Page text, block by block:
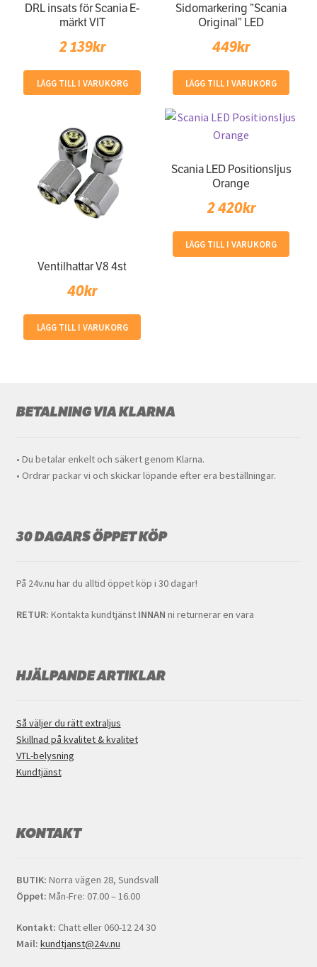
DRL insats för Scania E-
märkt VIT
2 139kr
LÄGG TILL I VARUKORG
Sidomarkering ”Scania
Original” LED
449kr
LÄGG TILL I VARUKORG
Ventilhattar V8 4st
40kr
LÄGG TILL I VARUKORG
Scania LED Positionsljus
Orange
2 420kr
LÄGG TILL I VARUKORG
BETALNING VIA KLARNA
• Du betalar enkelt och säkert genom Klarna.
• Ordrar packar vi och skickar löpande efter era beställningar.
30 DAGARS ÖPPET KÖP
På 24v.nu har du alltid öppet köp i 30 dagar!
RETUR: Kontakta kundtjänst INNAN ni returnerar en vara
HJÄLPANDE ARTIKLAR
Så väljer du rätt extraljus
Skillnad på kvalitet & kvalitet
VTL-belysning
Kundtjänst
KONTAKT
BUTIK: Norra vägen 28, Sundsvall
Öppet: Mån-Fre: 07.00 – 16.00
Kontakt: Chatt eller 060-12 24 30
Mail: kundtjanst@24v.nu